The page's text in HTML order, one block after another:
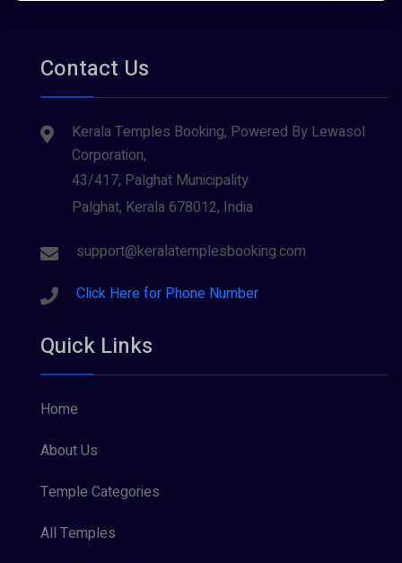
Contact Us
Kerala Temples Booking, Powered By Lewasol
Corporation,
43/417, Palghat Municipality
Palghat, Kerala 678012, India
support@keralatemplesbooking.com
Click Here for Phone Number
Quick Links
Home
About Us
Temple Categories
All Temples